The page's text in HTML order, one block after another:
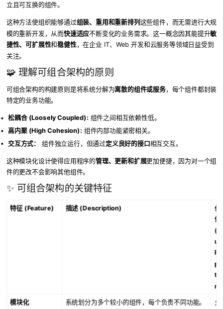
立且可互换的组件。
这种方法使组织能够通过组装、重用和重新排列这些组件，而无需进行大规
模的重新开发，从而快速适应不断变化的业务需求。这一概念因其能提升敏
捷性、可扩展性和稳健性，在企业 IT、Web 开发和云服务等领域日益受到
关注。
🧩 理解可组合架构的原则
可组合架构的构建原则是将系统分解为离散的组件或服务，每个组件都封装
特定的业务功能。
松耦合 (Loosely Coupled): 组件之间相互依赖性低。
高内聚 (High Cohesion): 组件内部功能紧密相关。
交互方式：
组件独立运行，但通过定义良好的接口相互交互。
这种模块化设计使得应用程序的管理、更新和扩展更加便捷，因为对一个组
件的更改不会影响其他组件。
✨ 可组合架构的关键特征
特征 (Feature) 描述 (Description)
价
体
ue
tio
n)
模块化 系统划分为多个较小的组件，每个负责不同功能。
允